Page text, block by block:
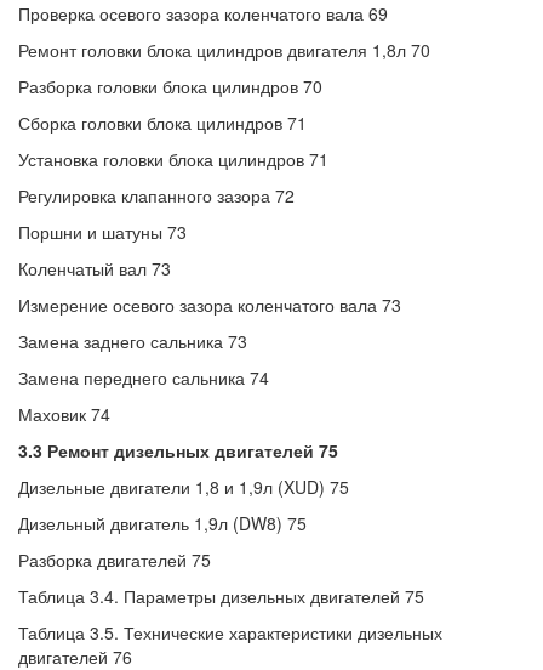
Проверка осевого зазора коленчатого вала 69
Ремонт головки блока цилиндров двигателя 1,8л 70
Разборка головки блока цилиндров 70
Сборка головки блока цилиндров 71
Установка головки блока цилиндров 71
Регулировка клапанного зазора 72
Поршни и шатуны 73
Коленчатый вал 73
Измерение осевого зазора коленчатого вала 73
Замена заднего сальника 73
Замена переднего сальника 74
Маховик 74
3.3 Ремонт дизельных двигателей 75
Дизельные двигатели 1,8 и 1,9л (XUD) 75
Дизельный двигатель 1,9л (DW8) 75
Разборка двигателей 75
Таблица 3.4. Параметры дизельных двигателей 75
Таблица 3.5. Технические характеристики дизельных
двигателей 76